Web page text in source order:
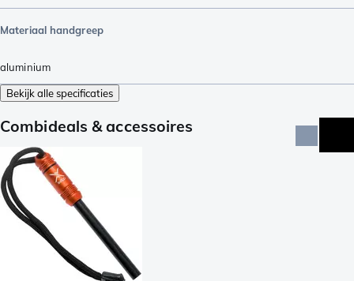
Materiaal handgreep
aluminium
Bekijk alle specificaties
Combideals & accessoires